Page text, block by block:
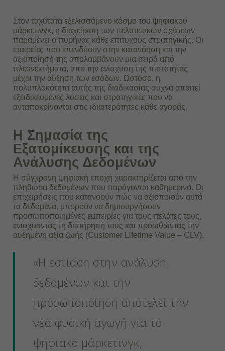
Στον ταχύτατα εξελισσόμενο κόσμο του ψηφιακού
μάρκετινγκ, η διαχείριση των πελατειακών σχέσεων
παραμένει ο πυρήνας κάθε επιτυχούς στρατηγικής. Οι
εταιρείες που επενδύουν στην κατανόηση και την
αξιοποίησή της απολαμβάνουν μια σειρά από
πλεονεκτήματα, από την ενίσχυση της πιστότητας
μέχρι την αύξηση των εσόδων. Ωστόσο, η
πολυπλοκότητα αυτής της διαδικασίας συχνά απαιτεί
εξειδικευμένες λύσεις και στρατηγικές που να
ανταποκρίνονται στις ιδιαιτερότητες κάθε αγοράς.
Η Σημασία της
Εξατομίκευσης και της
Ανάλυσης Δεδομένων
Η σύγχρονη ψηφιακή εποχή χαρακτηρίζεται από την
πληθώρα δεδομένων που παράγονται καθημερινά. Οι
επιχειρήσεις που κατανοούν πώς να αξιοποιούν αυτά
τα δεδομένα, μπορούν να δημιουργήσουν
προσωποποιημένες εμπειρίες για τους πελάτες τους,
ενισχύοντας τη διατήρησή τους και προωθώντας την
αυξημένη αξία ζωής (Customer Lifetime Value – CLV).
«Η εστίαση στην ανάλυση
δεδομένων και την
προσωποποίηση αποτελεί την
νέα φυσική αγωγή για το
ψηφιακό μάρκετινγκ,